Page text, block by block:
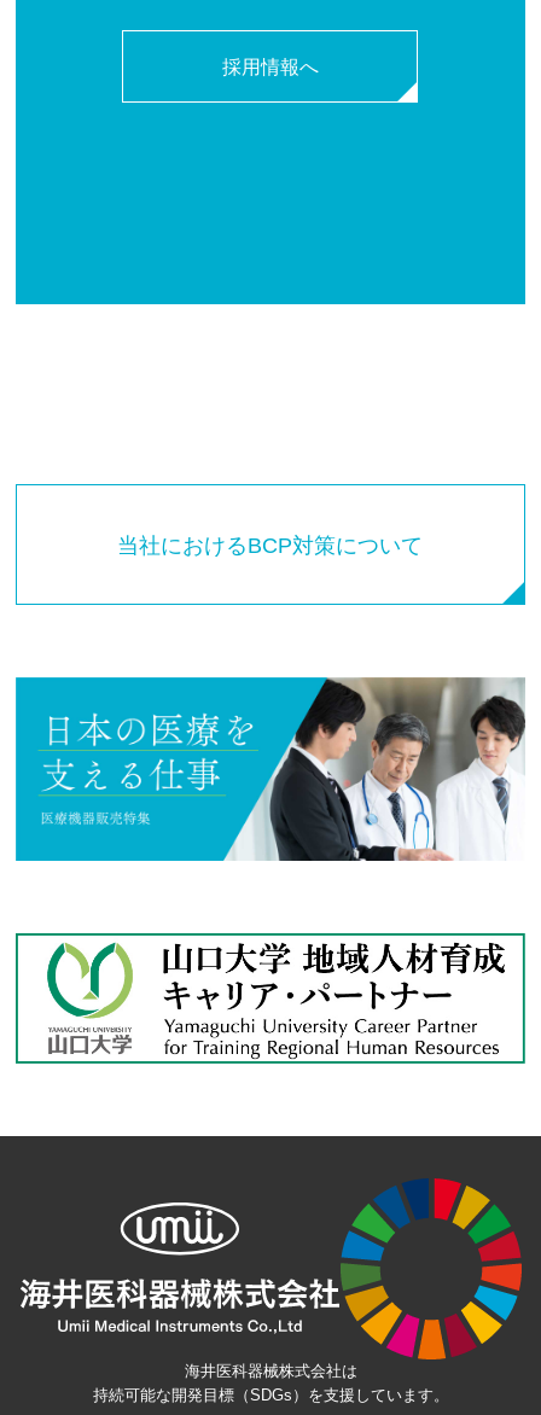
採用情報へ
当社におけるBCP対策について
海井医科器械株式会社は
持続可能な開発目標（SDGs）を支援しています。